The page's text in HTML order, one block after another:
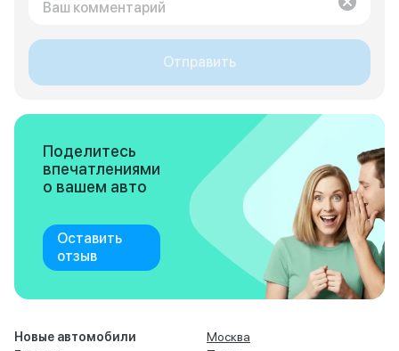
Отправить
Поделитесь
впечатлениями
о вашем авто
Оставить
отзыв
Новые автомобили
Москва